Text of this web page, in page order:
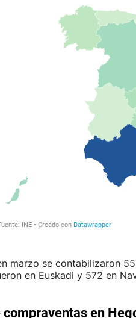
marzo se contabilizaron
en Euskadi y 572 en